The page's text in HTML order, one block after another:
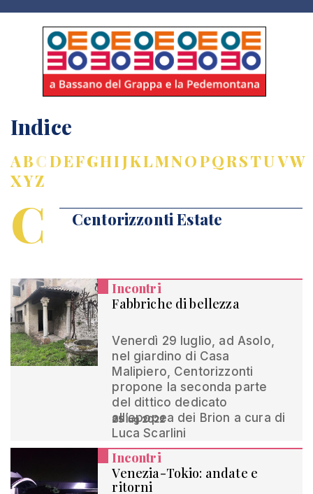
Indice
ABCDEFGHIJKLMNOPQRSTUVW
XYZ
C Centorizzonti Estate
Incontri
Fabbriche di bellezza
Venerdì 29 luglio, ad Asolo,
nel giardino di Casa
Malipiero, Centorizzonti
propone la seconda parte
del dittico dedicato
all’epopea dei Brion a cura di
Luca Scarlini
25 lug 2022
Incontri
Venezia-Tokio: andate e
ritorni